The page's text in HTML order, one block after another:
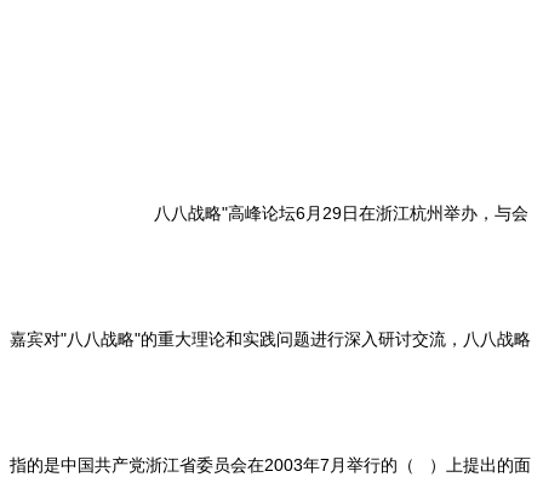
八八战略"高峰论坛6月29日在浙江杭州举办，与会
嘉宾对"八八战略"的重大理论和实践问题进行深入研讨交流，八八战略
指的是中国共产党浙江省委员会在2003年7月举行的（ ）上提出的面